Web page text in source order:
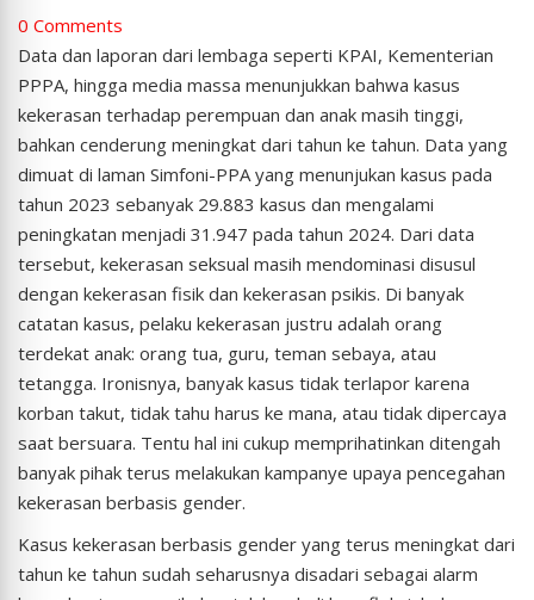
0 Comments
Data dan laporan dari lembaga seperti KPAI, Kementerian
PPPA, hingga media massa menunjukkan bahwa kasus
kekerasan terhadap perempuan dan anak masih tinggi,
bahkan cenderung meningkat dari tahun ke tahun. Data yang
dimuat di laman Simfoni-PPA yang menunjukan kasus pada
tahun 2023 sebanyak 29.883 kasus dan mengalami
peningkatan menjadi 31.947 pada tahun 2024. Dari data
tersebut, kekerasan seksual masih mendominasi disusul
dengan kekerasan fisik dan kekerasan psikis. Di banyak
catatan kasus, pelaku kekerasan justru adalah orang
terdekat anak: orang tua, guru, teman sebaya, atau
tetangga. Ironisnya, banyak kasus tidak terlapor karena
korban takut, tidak tahu harus ke mana, atau tidak dipercaya
saat bersuara. Tentu hal ini cukup memprihatinkan ditengah
banyak pihak terus melakukan kampanye upaya pencegahan
kekerasan berbasis gender.
Kasus kekerasan berbasis gender yang terus meningkat dari
tahun ke tahun sudah seharusnya disadari sebagai alarm